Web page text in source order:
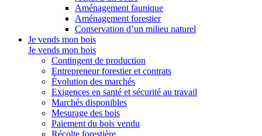
Aménagement faunique
Aménagement forestier
Conservation d’un milieu naturel
Je vends mon bois
Je vends mon bois
Contingent de production
Entrepreneur forestier et contrats
Évolution des marchés
Exigences en santé et sécurité au travail
Marchés disponibles
Mesurage des bois
Paiement du bois vendu
Récolte forestière